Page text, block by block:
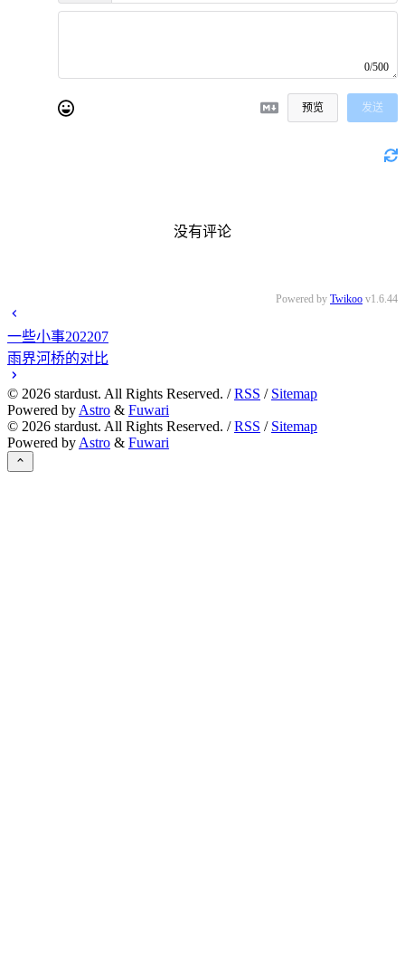
0/500
预览 发送
没有评论
Powered by Twikoo v1.6.44
一些小事202207
雨界河桥的对比
© 2026 stardust. All Rights Reserved. /RSS / Sitemap
Powered by Astro & Fuwari
© 2026 stardust. All Rights Reserved. /RSS / Sitemap
Powered by Astro & Fuwari